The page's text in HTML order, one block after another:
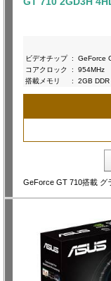
ビデオチップ :
GeForce
コアクロック
:
954MHz
搭載メモリ
: 2GB DDR
GeForce GT 710搭載 グ